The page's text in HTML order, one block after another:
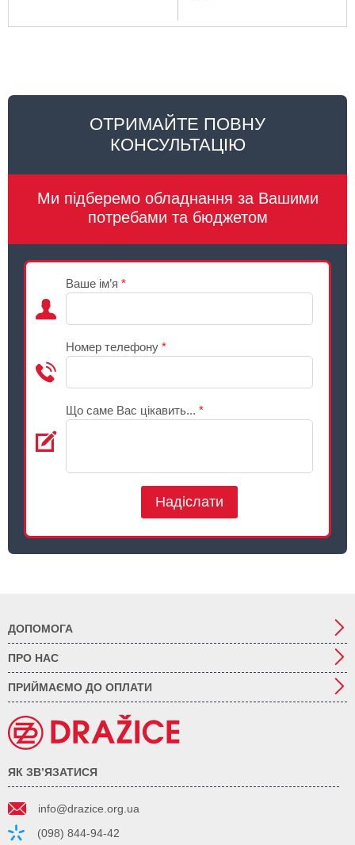
ОТРИМАЙТЕ ПОВНУ
КОНСУЛЬТАЦІЮ
Ми підберемо обладнання за Вашими
потребами та бюджетом
Ваше ім’я *
Номер телефону *
Що саме Вас цікавить... *
Надіслати
ДОПОМОГА
ПРО НАС
ПРИЙМАЄМО ДО ОПЛАТИ
ЯК ЗВ’ЯЗАТИСЯ
info@drazice.org.ua
(098) 844-94-42